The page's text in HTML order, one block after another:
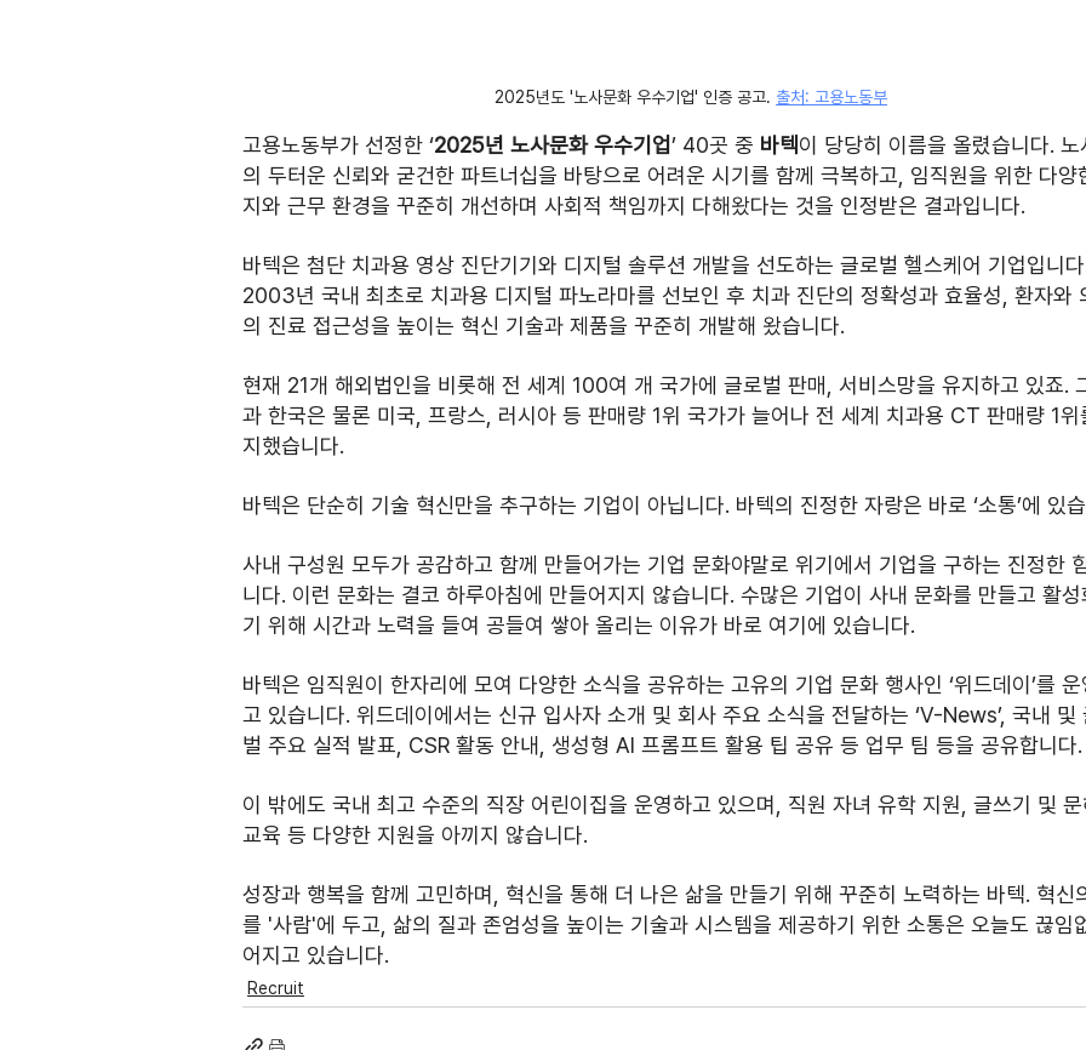
2025년도 '노사문화 우수기업' 인증 공고. 출처: 고용노동부
고용노동부가 선정한 ‘2025년 노사문화 우수기업’ 40곳 중 바텍이 당당히 이름을 올렸습니다. 노
의 두터운 신뢰와 굳건한 파트너십을 바탕으로 어려운 시기를 함께 극복하고, 임직원을 위한 다양
지와 근무 환경을 꾸준히 개선하며 사회적 책임까지 다해왔다는 것을 인정받은 결과입니다.
바텍은 첨단 치과용 영상 진단기기와 디지털 솔루션 개발을 선도하는 글로벌 헬스케어 기업입니
2003년 국내 최초로 치과용 디지털 파노라마를 선보인 후 치과 진단의 정확성과 효율성, 환자와
의 진료 접근성을 높이는 혁신 기술과 제품을 꾸준히 개발해 왔습니다.
현재 21개 해외법인을 비롯해 전 세계 100여 개 국가에 글로벌 판매, 서비스망을 유지하고 있죠.
과 한국은 물론 미국, 프랑스, 러시아 등 판매량 1위 국가가 늘어나 전 세계 치과용 CT 판매량 1위
지했습니다.
바텍은 단순히 기술 혁신만을 추구하는 기업이 아닙니다. 바텍의 진정한 자랑은 바로 ‘소통’에 있
사내 구성원 모두가 공감하고 함께 만들어가는 기업 문화야말로 위기에서 기업을 구하는 진정한
니다. 이런 문화는 결코 하루아침에 만들어지지 않습니다. 수많은 기업이 사내 문화를 만들고 활성
기 위해 시간과 노력을 들여 공들여 쌓아 올리는 이유가 바로 여기에 있습니다.
바텍은 임직원이 한자리에 모여 다양한 소식을 공유하는 고유의 기업 문화 행사인 ‘위드데이’를
고 있습니다. 위드데이에서는 신규 입사자 소개 및 회사 주요 소식을 전달하는 ‘V-News’, 국내 및
벌 주요 실적 발표, CSR 활동 안내, 생성형 AI 프롬프트 활용 팁 공유 등 업무 팀 등을 공유합니다.
이 밖에도 국내 최고 수준의 직장 어린이집을 운영하고 있으며, 직원 자녀 유학 지원, 글쓰기 및 문
교육 등 다양한 지원을 아끼지 않습니다.
성장과 행복을 함께 고민하며, 혁신을 통해 더 나은 삶을 만들기 위해 꾸준히 노력하는 바텍. 혁신
를 '사람'에 두고, 삶의 질과 존엄성을 높이는 기술과 시스템을 제공하기 위한 소통은 오늘도 끊임
어지고 있습니다.
Recruit